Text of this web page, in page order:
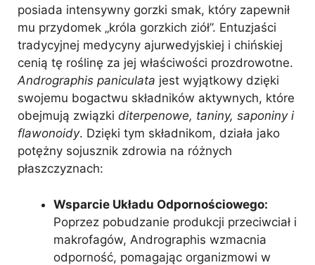
posiada intensywny gorzki smak, który zapewnił
mu przydomek „króla gorzkich ziół”. Entuzjaści
tradycyjnej medycyny ajurwedyjskiej i chińskiej
cenią tę roślinę za jej właściwości prozdrowotne.
Andrographis paniculata jest wyjątkowy dzięki
swojemu bogactwu składników aktywnych, które
obejmują związki diterpenowe, taniny, saponiny i
flawonoidy. Dzięki tym składnikom, działa jako
potężny sojusznik zdrowia na różnych
płaszczyznach:
Wsparcie Układu Odpornościowego:
Poprzez pobudzanie produkcji przeciwciał i
makrofagów, Andrographis wzmacnia
odporność, pomagając organizmowi w